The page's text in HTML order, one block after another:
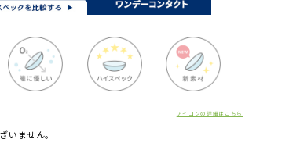
アイコンの詳細はこちら
いません。